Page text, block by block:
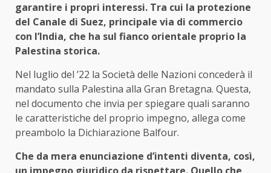
garantire i propri interessi. Tra cui la protezione
del Canale di Suez, principale via di commercio
con l’India, che ha sul fianco orientale proprio la
Palestina storica.
Nel luglio del ’22 la Società delle Nazioni concederà il
mandato sulla Palestina alla Gran Bretagna. Questa,
nel documento che invia per spiegare quali saranno
le caratteristiche del proprio impegno, allega come
preambolo la Dichiarazione Balfour.
Che da mera enunciazione d’intenti diventa, così,